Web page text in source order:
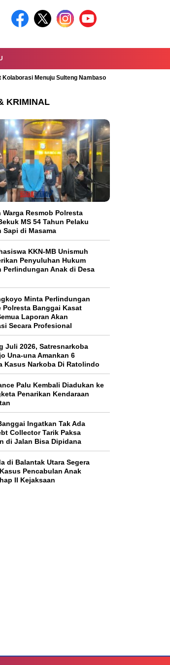
Menuju Sulteng Nambaso
KRIMINAL
Warga Resmob Polresta
MS 54 Tahun Pelaku
Sapi di Masama
KKN-MB Unismuh
Penyuluhan Hukum
Perlindungan Anak di Desa
Minta Perlindungan
Polresta Banggai Kasat
Laporan Akan
Secara Profesional
Juli 2026, Satresnarkoba
Una-una Amankan 6
Kasus Narkoba Di Ratolindo
Palu Kembali Diadukan ke
Penarikan Kendaraan
Ingatkan Tak Ada
Collector Tarik Paksa
di Jalan Bisa Dipidana
di Balantak Utara Segera
Pencabulan Anak
II Kejaksaan